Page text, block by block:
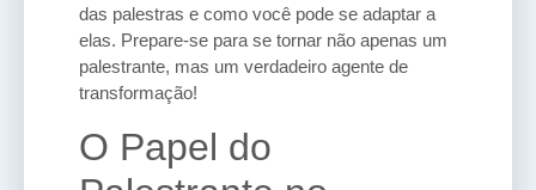
das palestras e como você pode se adaptar a
elas. Prepare-se para se tornar não apenas um
palestrante, mas um verdadeiro agente de
transformação!
O Papel do